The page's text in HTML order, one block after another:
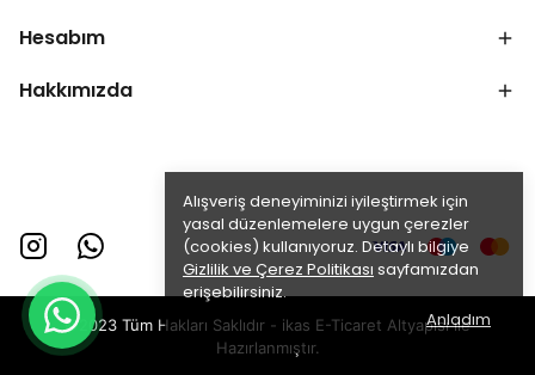
Alışveriş deneyiminizi iyileştirmek için
yasal düzenlemelere uygun çerezler
(cookies) kullanıyoruz. Detaylı bilgiye
Gizlilik ve Çerez Politikası sayfamızdan
erişebilirsiniz.
Anladım
Hesabım
Hakkımızda
©2023 Tüm Hakları Saklıdır - ikas E-Ticaret Altyapısı ile
Hazırlanmıştır.